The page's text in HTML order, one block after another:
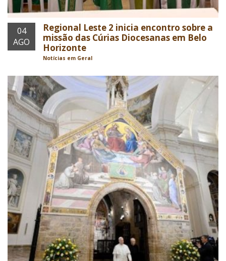
04
AGO
Regional Leste 2 inicia encontro sobre a
missão das Cúrias Diocesanas em Belo
Horizonte
Notícias em Geral